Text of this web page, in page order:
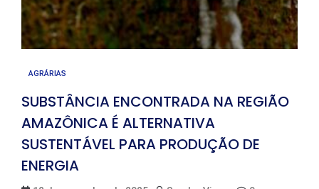
AGRÁRIAS
SUBSTÂNCIA ENCONTRADA NA REGIÃO
AMAZÔNICA É ALTERNATIVA
SUSTENTÁVEL PARA PRODUÇÃO DE
ENERGIA